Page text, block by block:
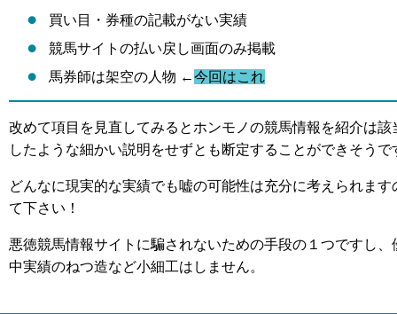
買い目・券種の記載がない実績
競馬サイトの払い戻し画面のみ掲載
馬券師は架空の人物 ←今回はこれ
改めて項目を見直してみるとホンモノの競馬情報を紹介は
したような細かい説明をせずとも断定することができそうで
どんなに現実的な実績でも嘘の可能性は充分に考えられま
て下さい！
悪徳競馬情報サイトに騙されないための手段の１つですし
中実績のねつ造など小細工はしません。